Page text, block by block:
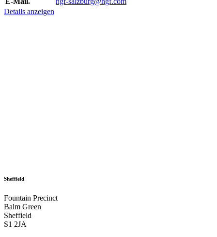
Details anzeigen
Sheffield
Fountain Precinct
Balm Green
Sheffield
S1 2JA